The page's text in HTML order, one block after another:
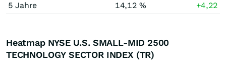
5 Jahre
14,12 % +4,22
Heatmap NYSE U.S. SMALL-MID 2500
TECHNOLOGY SECTOR INDEX (TR)